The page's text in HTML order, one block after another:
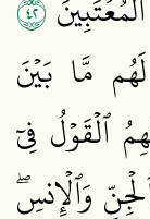
مَّا بَيۡنَ
ٱلۡقَوۡلُ فِيٓ
وَٱلۡإِنسِۖ